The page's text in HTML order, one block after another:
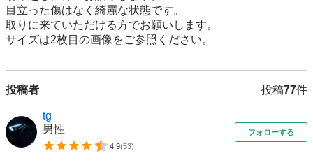
目立った傷はなく綺麗な状態です。
取りに来ていただける方でお願いします。
サイズは2枚目の画像をご参照ください。
投稿者 投稿77件
tg
男性
4.9(53)
フォローする